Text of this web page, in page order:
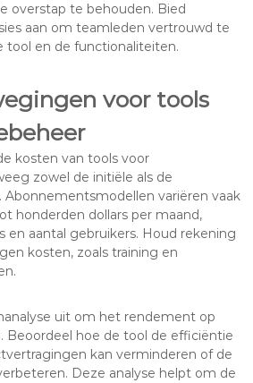
overstap te behouden. Bied
aan om teamleden vertrouwd te
tool en de functionaliteiten.
voor tools
kosten van tools voor
zowel de initiële als de
Abonnementsmodellen variëren vaak
honderden dollars per maand,
en aantal gebruikers. Houd rekening
kosten, zoals training en
uit om het rendement op
Beoordeel hoe de tool de efficiëntie
kan verminderen of de
Deze analyse helpt om de